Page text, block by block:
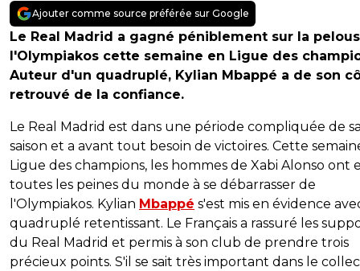
Ajouter comme source préférée sur Google
Le Real Madrid a gagné péniblement sur la
l'Olympiakos cette semaine en Ligue des
Auteur d'un quadruplé, Kylian Mbappé a de son
retrouvé de la confiance.
Le Real Madrid est dans une période compliquée de
saison et a avant tout besoin de victoires. Cette
Ligue des champions, les hommes de Xabi Alonso ont
toutes les peines du monde à se débarrasser de
l'Olympiakos. Kylian Mbappé s'est mis en évidence
quadruplé retentissant. Le Français a rassuré les
du Real Madrid et permis à son club de prendre trois
précieux points. S'il se sait très important dans le